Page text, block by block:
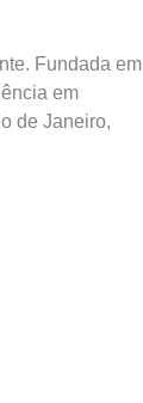
Fundada em
em
de Janeiro,